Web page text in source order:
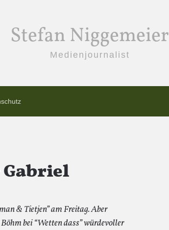
Stefan Niggemeier
Medienjournalist
& Tietjen” am Freitag. Aber
bei “Wetten dass” würdevoller